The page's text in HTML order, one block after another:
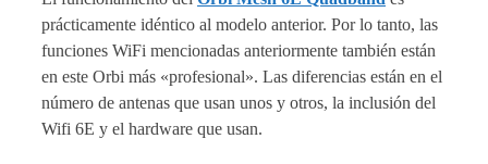
prácticamente idéntico al modelo anterior. Por lo tanto, las
funciones WiFi mencionadas anteriormente también están
en este Orbi más «profesional». Las diferencias están en el
número de antenas que usan unos y otros, la inclusión del
Wifi 6E y el hardware que usan.